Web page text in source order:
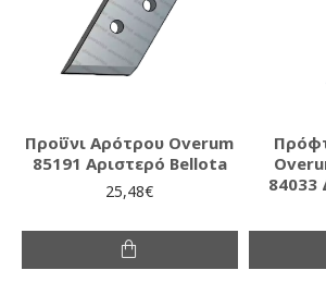
Προΰνι Αρότρου Overum
85191 Αριστερό Bellota
25,48€
84033